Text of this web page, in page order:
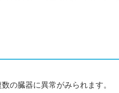
の臓器に異常がみられます。